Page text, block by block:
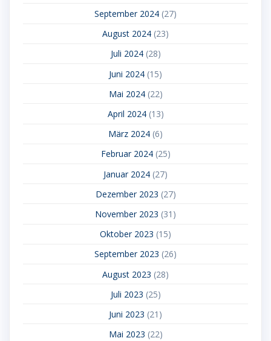
September 2024 (27)
August 2024 (23)
Juli 2024(28)
Juni 2024 (15)
Mai 2024(22)
April 2024(13)
März 2024 (6)
Februar 2024(25)
Januar 2024 (27)
Dezember 2023 (27)
November 2023 (31)
Oktober 2023 (15)
September 2023 (26)
August 2023 (28)
Juli 2023 (25)
Juni 2023 (21)
Mai 2023 (22)